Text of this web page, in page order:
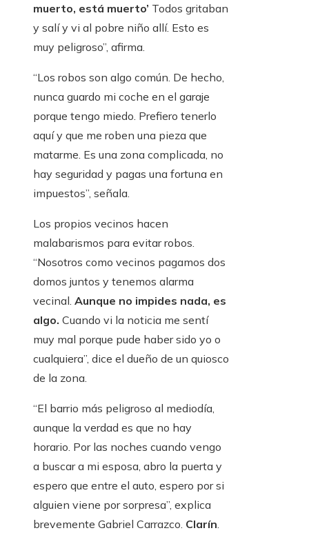
muerto, está muerto’ Todos gritaban
y salí y vi al pobre niño allí. Esto es
muy peligroso”, afirma.
“Los robos son algo común. De hecho,
nunca guardo mi coche en el garaje
porque tengo miedo. Prefiero tenerlo
aquí y que me roben una pieza que
matarme. Es una zona complicada, no
hay seguridad y pagas una fortuna en
impuestos”, señala.
Los propios vecinos hacen
malabarismos para evitar robos.
“Nosotros como vecinos pagamos dos
domos juntos y tenemos alarma
vecinal. Aunque no impides nada, es
algo. Cuando vi la noticia me sentí
muy mal porque pude haber sido yo o
cualquiera”, dice el dueño de un quiosco
de la zona.
“El barrio más peligroso al mediodía,
aunque la verdad es que no hay
horario. Por las noches cuando vengo
a buscar a mi esposa, abro la puerta y
espero que entre el auto, espero por si
alguien viene por sorpresa”, explica
brevemente Gabriel Carrazco. Clarín